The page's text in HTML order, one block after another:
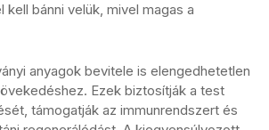
kell bánni velük, mivel magas a
anyagok bevitele is elengedhetetlen
Ezek biztosítják a test
támogatják az immunrendszert és